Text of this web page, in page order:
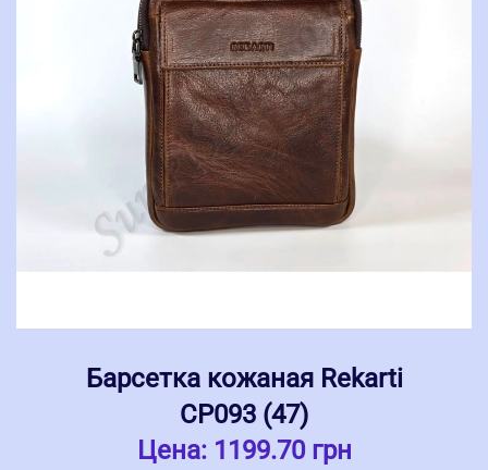
Барсетка кожаная Rekarti
СР093 (47)
Цена: 1199.70 грн